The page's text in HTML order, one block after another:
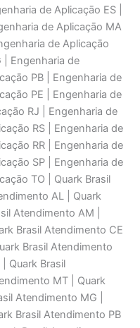
de Aplicaçāo ES |
de Aplicaçāo MA
de Aplicaçāo
| Engenharia de
PB | Engenharia de
PE | Engenharia de
RJ | Engenharia de
RS | Engenharia de
RR | Engenharia de
SP | Engenharia de
TO | Quark Brasil
AL | Quark
Atendimento AM |
Brasil Atendimento CE
Brasil Atendimento
Quark Brasil
MT | Quark
Atendimento MG |
Brasil Atendimento PB